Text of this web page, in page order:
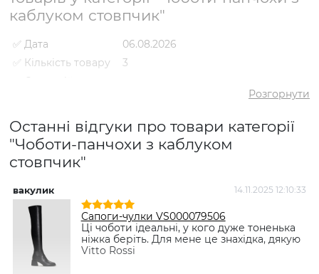
каблуком стовпчик"
✅ Дата
06.08.2026
✅ Кількість товару
3
✅ Середній
✅ Найдешевший
товар
2981 грн
✅ Найдорожчий
товар
✅
Найпопулярніший
товар
Чоботи-панчохи VS000079506
Чорний
Розгорнути
Останні відгуки про товари категорії
"Чоботи-панчохи з каблуком
стовпчик"
вакулик 14.11.2025 12:10:33
Сапоги-чулки VS000079506
Ці чоботи ідеальні, у кого дуже тоненька
ніжка беріть. Для мене це знахідка, дякую
Vitto Rossi